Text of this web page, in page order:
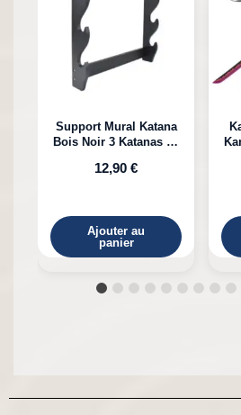
Support Mural Katana
Bois Noir 3 Katanas en
12,90 €
Ajouter au
panier